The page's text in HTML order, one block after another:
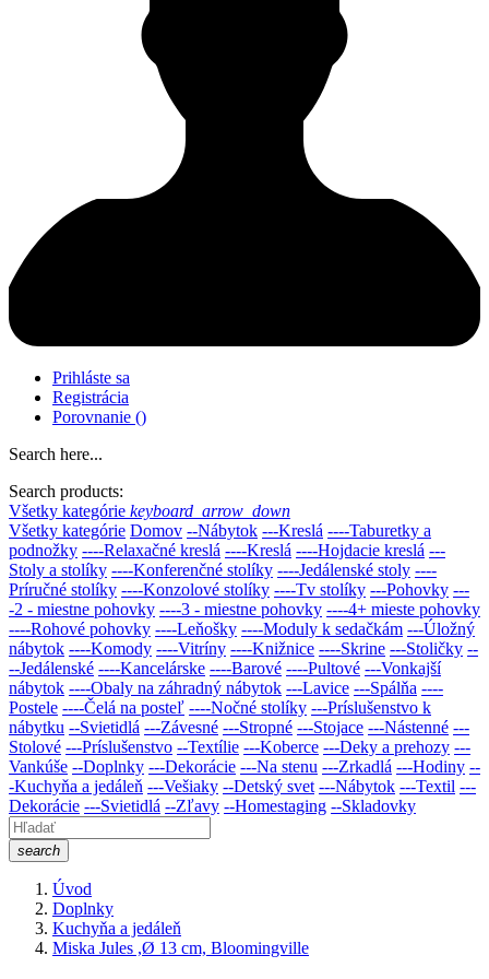
Prihláste sa
Registrácia
Porovnanie ()
Search here...
Search products:
Všetky kategórie keyboard_arrow_down
Všetky kategórie Domov --Nábytok ---Kreslá ----Taburetky a
podnožky ----Relaxačné kreslá ----Kreslá ----Hojdacie kreslá ---
Stoly a stolíky ----Konferenčné stolíky ----Jedálenské stoly ----
Príručné stolíky ----Konzolové stolíky ----Tv stolíky ---Pohovky ---
-2 - miestne pohovky ----3 - miestne pohovky ----4+ mieste pohovky
----Rohové pohovky ----Leňošky ----Moduly k sedačkám ---Úložný
nábytok ----Komody ----Vitríny ----Knižnice ----Skrine ---Stoličky --
--Jedálenské ----Kancelárske ----Barové ----Pultové ---Vonkajší
nábytok ----Obaly na záhradný nábytok ---Lavice ---Spálňa ----
Postele ----Čelá na posteľ ----Nočné stolíky ---Príslušenstvo k
nábytku --Svietidlá ---Závesné ---Stropné ---Stojace ---Nástenné ---
Stolové ---Príslušenstvo --Textílie ---Koberce ---Deky a prehozy ---
Vankúše --Doplnky ---Dekorácie ---Na stenu ---Zrkadlá ---Hodiny --
-Kuchyňa a jedáleň ---Vešiaky --Detský svet ---Nábytok ---Textil ---
Dekorácie ---Svietidlá --Zľavy --Homestaging --Skladovky
search
Úvod
Doplnky
Kuchyňa a jedáleň
Miska Jules ,Ø 13 cm, Bloomingville